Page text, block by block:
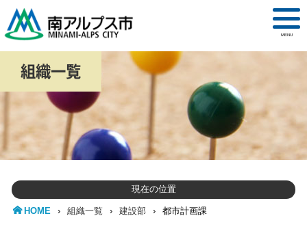
MENU
組織一覧
現在の位置
HOME › 組織一覧 › 建設部 › 都市計画課